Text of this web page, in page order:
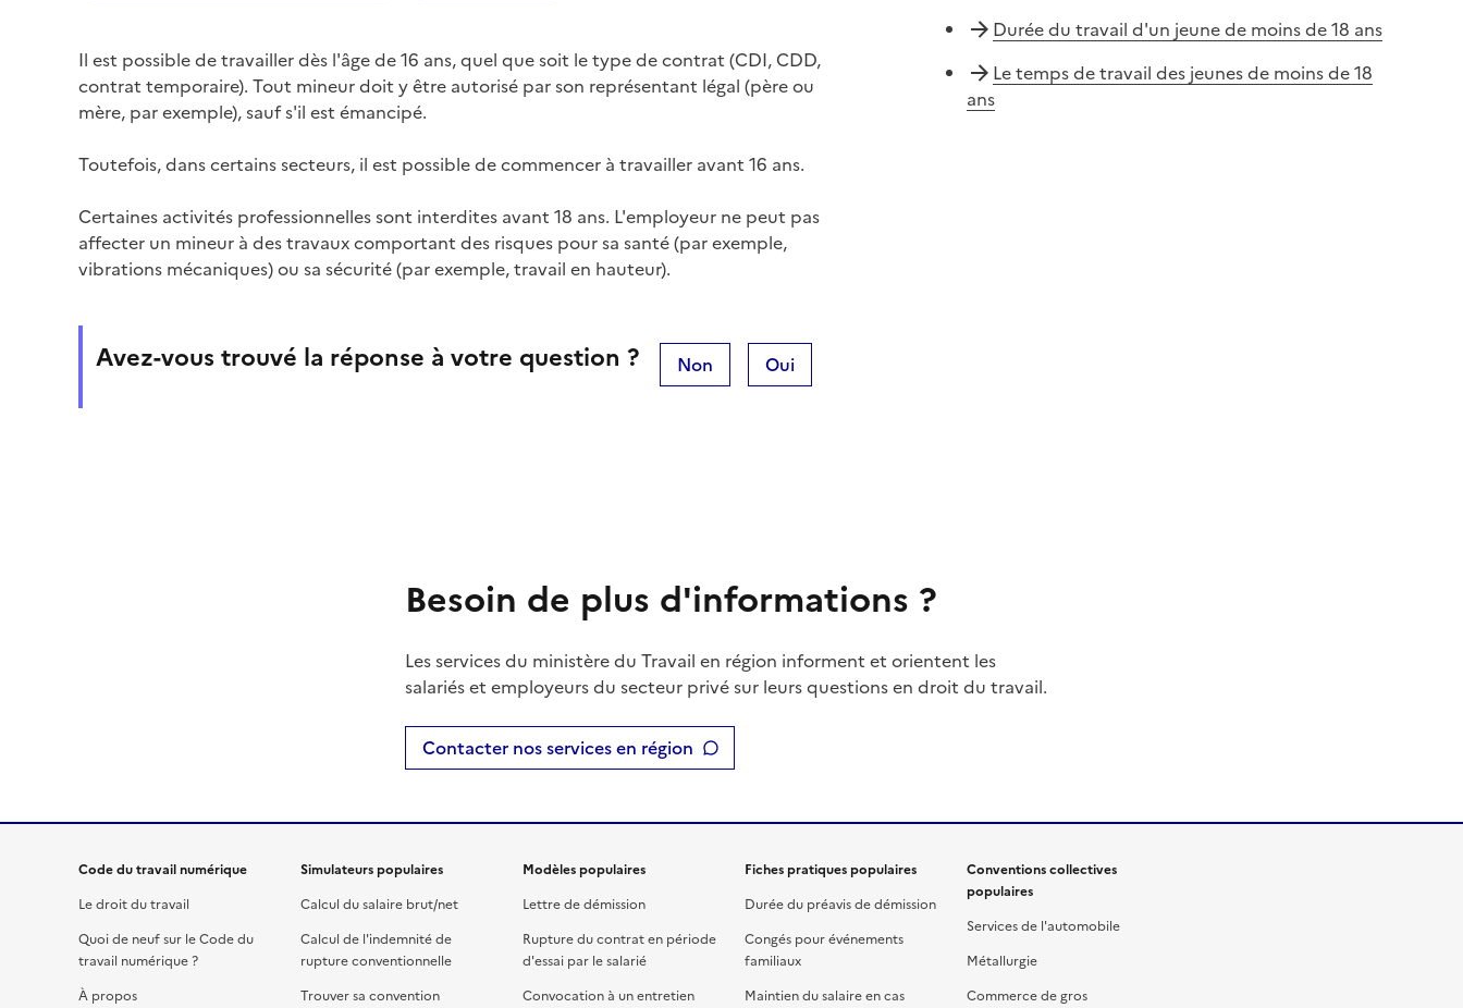
Il est possible de travailler dès l'âge de 16 ans, quel que soit le type de contrat (CDI, CDD,
contrat temporaire). Tout mineur doit y être autorisé par son représentant légal (père ou
mère, par exemple), sauf s'il est émancipé.
Toutefois, dans certains secteurs, il est possible de commencer à travailler avant 16 ans.
Certaines activités professionnellessont interdites avant 18 ans. L'employeur ne peut pas
affecter un mineur à des travaux comportant des risques pour sa santé (par exemple,
vibrations mécaniques) ou sa sécurité (par exemple, travail en hauteur).
Avez-vous trouvé la réponse à votre question ? Non Oui
Durée du travail d'un jeune de moins de 18 ans
Le temps de travail des jeunes de moins de 18
ans
Besoin de plus d'informations ?
Les services du ministère du Travail en région informent et orientent les
salariés et employeurs du secteur privé sur leurs questions en droit du travail.
Contacter nos services en région
Code du travail numérique
Le droit du travail
Quoi de neuf sur le Code du
travail numérique ?
À propos
Simulateurs populaires
Calcul du salaire brut/net
Calcul de l'indemnité de
rupture conventionnelle
Trouver sa convention
Modèles populaires
Lettre de démission
Rupture du contrat en période
d'essai par le salarié
Convocation à un entretien
Fiches pratiques populaires
Durée du préavis de démission
Congés pour événements
familiaux
Maintien du salaire en cas
Conventions collectives
populaires
Services de l'automobile
Métallurgie
Commerce de gros